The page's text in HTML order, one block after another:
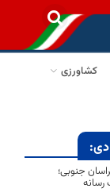
کشاورزی
جنوبی؛
رسانه